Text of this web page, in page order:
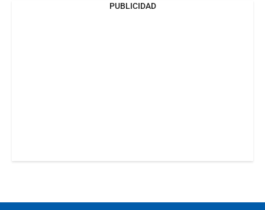
PUBLICIDAD